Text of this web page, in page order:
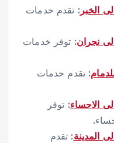
الخبر : تقدم خدمات
نجران: توفر خدمات
: تقدم خدمات
الاحساء: توفر
المدينة: تقدم